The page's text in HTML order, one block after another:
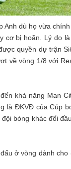
dù họ vừa
cơ bị hoãn. Lý do
quyền dự trận
về vòng 1/8 với
khả năng Man
là ĐKVĐ của Cúp
bóng khác đối
ở vòng dành